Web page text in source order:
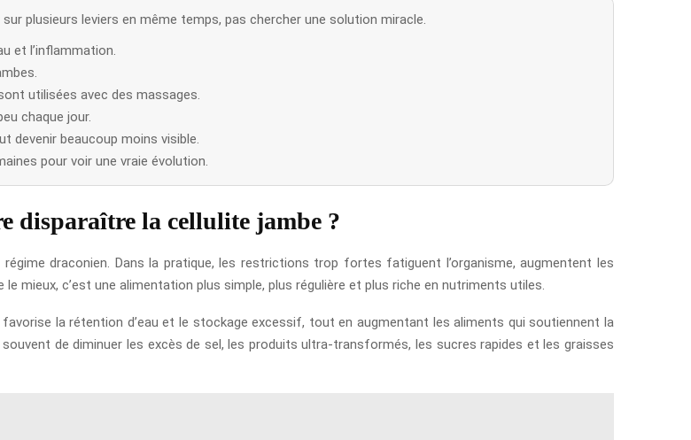
plusieurs leviers en même temps, pas chercher une solution miracle.
et l’inflammation.
utilisées avec des massages.
chaque jour.
devenir beaucoup moins visible.
pour voir une vraie évolution.
disparaître la cellulite jambe ?
draconien. Dans la pratique, les restrictions trop fortes fatiguent l’organisme, augmentent les
mieux, c’est une alimentation plus simple, plus régulière et plus riche en nutriments utiles.
la rétention d’eau et le stockage excessif, tout en augmentant les aliments qui soutiennent la
de diminuer les excès de sel, les produits ultra-transformés, les sucres rapides et les graisses